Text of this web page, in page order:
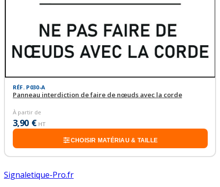
RÉF. P030-A
Panneau interdiction de faire de nœuds avec la corde
À partir de
3,90 € HT
CHOISIR MATÉRIAU & TAILLE
Signaletique-Pro.fr